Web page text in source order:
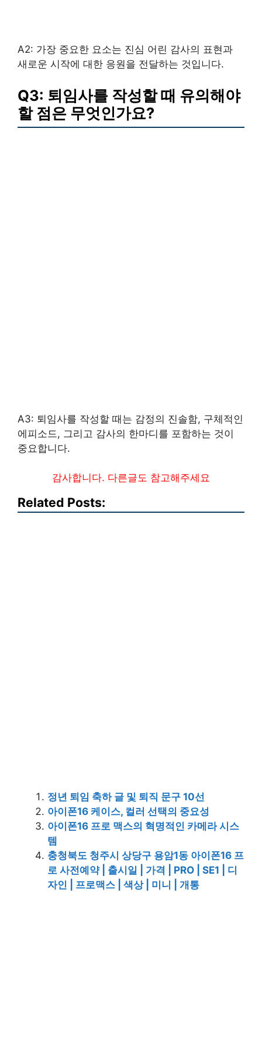
A2: 가장 중요한 요소는 진심 어린 감사의 표현과
새로운 시작에 대한 응원을 전달하는 것입니다.
Q3: 퇴임사를 작성할 때 유의해야
할 점은 무엇인가요?
A3: 퇴임사를 작성할 때는 감정의 진솔함, 구체적인
에피소드, 그리고 감사의 한마디를 포함하는 것이
중요합니다.
감사합니다. 다른글도 참고해주세요
Related Posts:
정년 퇴임 축하 글 및 퇴직 문구 10선
아이폰16 케이스, 컬러 선택의 중요성
아이폰16 프로 맥스의 혁명적인 카메라 시스
템
충청북도 청주시 상당구 용암1동 아이폰16 프
로 사전예약 | 출시일 | 가격 | PRO | SE1 | 디
자인 | 프로맥스 | 색상 | 미니 | 개통